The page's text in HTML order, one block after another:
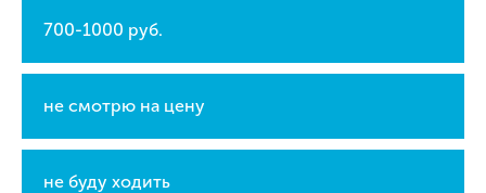
700-1000 руб.
не смотрю на цену
не буду ходить